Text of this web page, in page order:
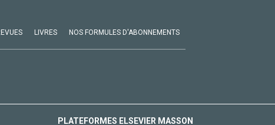
LIVRES NOS FORMULES D'ABONNEMENTS
PLATEFORMES ELSEVIER MASSON